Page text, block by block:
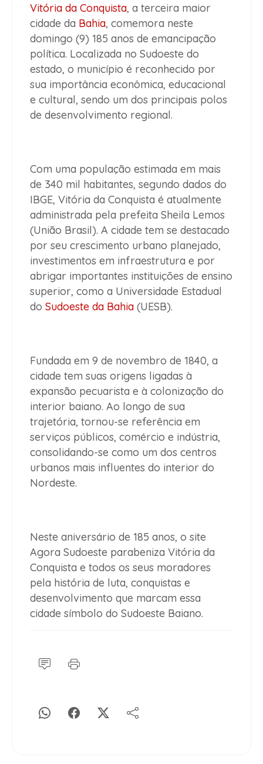
Vitória da Conquista, a terceira maior
cidade da Bahia, comemora neste
domingo (9) 185 anos de emancipação
política. Localizada no Sudoeste do
estado, o município é reconhecido por
sua importância econômica, educacional
e cultural, sendo um dos principais polos
de desenvolvimento regional.
Com uma população estimada em mais
de 340 mil habitantes, segundo dados do
IBGE, Vitória da Conquista é atualmente
administrada pela prefeita Sheila Lemos
(União Brasil). A cidade tem se destacado
por seu crescimento urbano planejado,
investimentos em infraestrutura e por
abrigar importantes instituições de ensino
superior, como a Universidade Estadual
do Sudoeste da Bahia (UESB).
Fundada em 9 de novembro de 1840, a
cidade tem suas origens ligadas à
expansão pecuarista e à colonização do
interior baiano. Ao longo de sua
trajetória, tornou-se referência em
serviços públicos, comércio e indústria,
consolidando-se como um dos centros
urbanos mais influentes do interior do
Nordeste.
Neste aniversário de 185 anos, o site
Agora Sudoeste parabeniza Vitória da
Conquista e todos os seus moradores
pela história de luta, conquistas e
desenvolvimento que marcam essa
cidade símbolo do Sudoeste Baiano.